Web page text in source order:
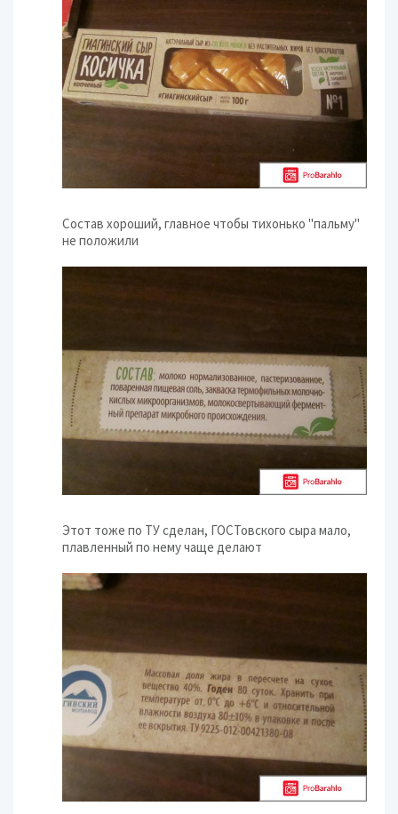
Состав хороший, главное чтобы тихонько "пальму"
не положили
Этот тоже по ТУ сделан, ГОСТовского сыра мало,
плавленный по нему чаще делают